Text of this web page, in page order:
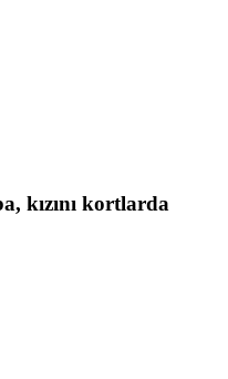
kızını kortlarda